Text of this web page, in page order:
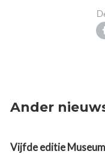
Ander
Vijfde editie